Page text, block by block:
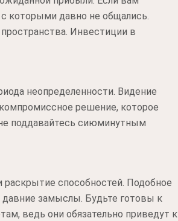
которыми давно не общались.
Инвестиции в
неопределенности. Видение
решение, которое
поддавайтесь сиюминутным
раскрытие способностей. Подобное
замыслы. Будьте готовы к
ведь они обязательно приведут к